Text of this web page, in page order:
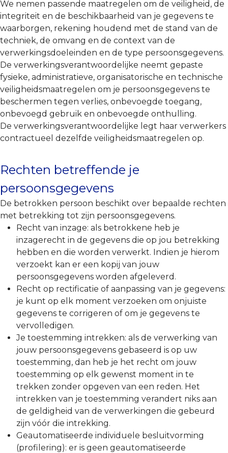
We nemen passende maatregelen om de veiligheid, de
integriteit en de beschikbaarheid van je gegevens te
waarborgen, rekening houdend met de stand van de
techniek, de omvang en de context van de
verwerkingsdoeleinden en de type persoonsgegevens.
De verwerkingsverantwoordelijke neemt gepaste
fysieke, administratieve, organisatorische en technische
veiligheidsmaatregelen om je persoonsgegevens te
beschermen tegen verlies, onbevoegde toegang,
onbevoegd gebruik en onbevoegde onthulling.
De verwerkingsverantwoordelijke legt haar verwerkers
contractueel dezelfde veiligheidsmaatregelen op.
Rechten betreffende je
persoonsgegevens
De betrokken persoon beschikt over bepaalde rechten
met betrekking tot zijn persoonsgegevens.
Recht van inzage: als betrokkene heb je
inzagerecht in de gegevens die op jou betrekking
hebben en die worden verwerkt. Indien je hierom
verzoekt kan er een kopij van jouw
persoonsgegevens worden afgeleverd.
Recht op rectificatie of aanpassing van je gegevens:
je kunt op elk moment verzoeken om onjuiste
gegevens te corrigeren of om je gegevens te
vervolledigen.
Je toestemming intrekken: als de verwerking van
jouw persoonsgegevens gebaseerd is op uw
toestemming, dan heb je het recht om jouw
toestemming op elk gewenst moment in te
trekken zonder opgeven van een reden. Het
intrekken van je toestemming verandert niks aan
de geldigheid van de verwerkingen die gebeurd
zijn vóór die intrekking.
Geautomatiseerde individuele besluitvorming
(profilering): er is geen geautomatiseerde